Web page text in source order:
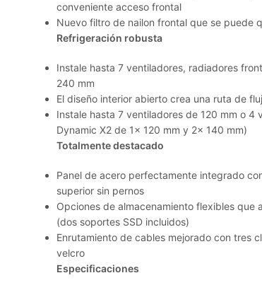
conveniente acceso frontal
Nuevo filtro de nailon frontal que se puede
Refrigeración robusta
Instale hasta 7 ventiladores, radiadores
240 mm
El diseño interior abierto crea una ruta de
Instale hasta 7 ventiladores de 120 mm o
Dynamic X2 de 1x 120 mm y 2x 140 mm)
Totalmente destacado
Panel de acero perfectamente integrado
superior sin pernos
Opciones de almacenamiento flexibles que
(dos soportes SSD incluidos)
Enrutamiento de cables mejorado con tres
velcro
Especificaciones